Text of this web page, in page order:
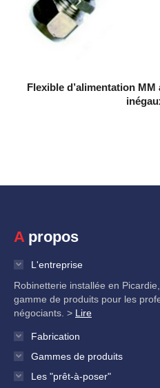
Flexible d’alimentation
A propos
L'entreprise
Robinetterie installée en
gamme de produits pour les
négociants. > Lire
Fabrication
Gammes de produits
Les "prêt-à-poser"